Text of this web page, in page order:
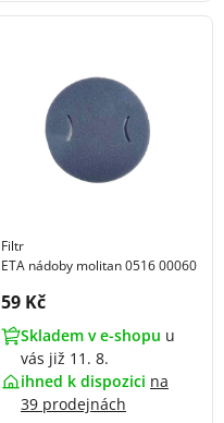
Filtr
ETA nádoby molitan 0516 00060
Cena s DPH:
59 Kč
Skladem v e-shopu u
vás již 11. 8.
ihned k dispozici na
39 prodejnách